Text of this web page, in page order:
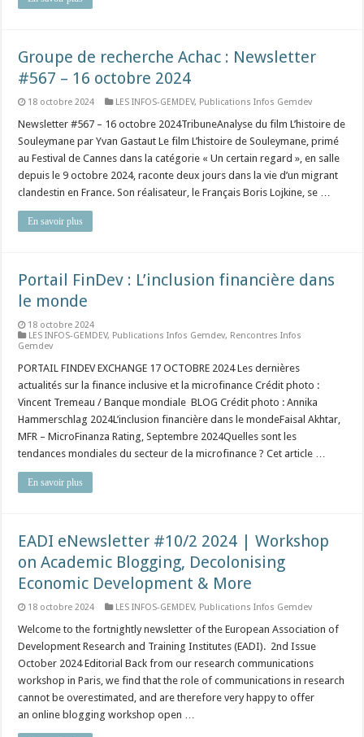
Groupe de recherche Achac : Newsletter
#567 – 16 octobre 2024
18 octobre 2024 LES INFOS-GEMDEV, Publications Infos Gemdev
Newsletter #567 – 16 octobre 2024TribuneAnalyse du film L’histoire de
Souleymane par Yvan Gastaut Le film L’histoire de Souleymane, primé
au Festival de Cannes dans la catégorie « Un certain regard », en salle
depuis le 9 octobre 2024, raconte deux jours dans la vie d’un migrant
clandestin en France. Son réalisateur, le Français Boris Lojkine, se …
En savoir plus
Portail FinDev : L’inclusion financière dans
le monde
18 octobre 2024
LES INFOS-GEMDEV, Publications Infos Gemdev, Rencontres Infos
Gemdev
PORTAIL FINDEV EXCHANGE 17 OCTOBRE 2024 Les dernières
actualités sur la finance inclusive et la microfinance Crédit photo :
Vincent Tremeau / Banque mondiale BLOG Crédit photo : Annika
Hammerschlag 2024L’inclusion financière dans le mondeFaisal Akhtar,
MFR – MicroFinanza Rating, Septembre 2024Quelles sont les
tendances mondiales du secteur de la microfinance ? Cet article …
En savoir plus
EADI eNewsletter #10/2 2024 | Workshop
on Academic Blogging, Decolonising
Economic Development & More
18 octobre 2024 LES INFOS-GEMDEV, Publications Infos Gemdev
Welcome to the fortnightly newsletter of the European Association of
Development Research and Training Institutes (EADI). 2nd Issue
October 2024 Editorial Back from our research communications
workshop in Paris, we find that the role of communications in research
cannot be overestimated, and are therefore very happy to offer
an online blogging workshop open …